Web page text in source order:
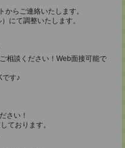
らご連絡いたします。
にて調整いたします。
相談ください！Web面接可能で
です♪
さい！
ております。